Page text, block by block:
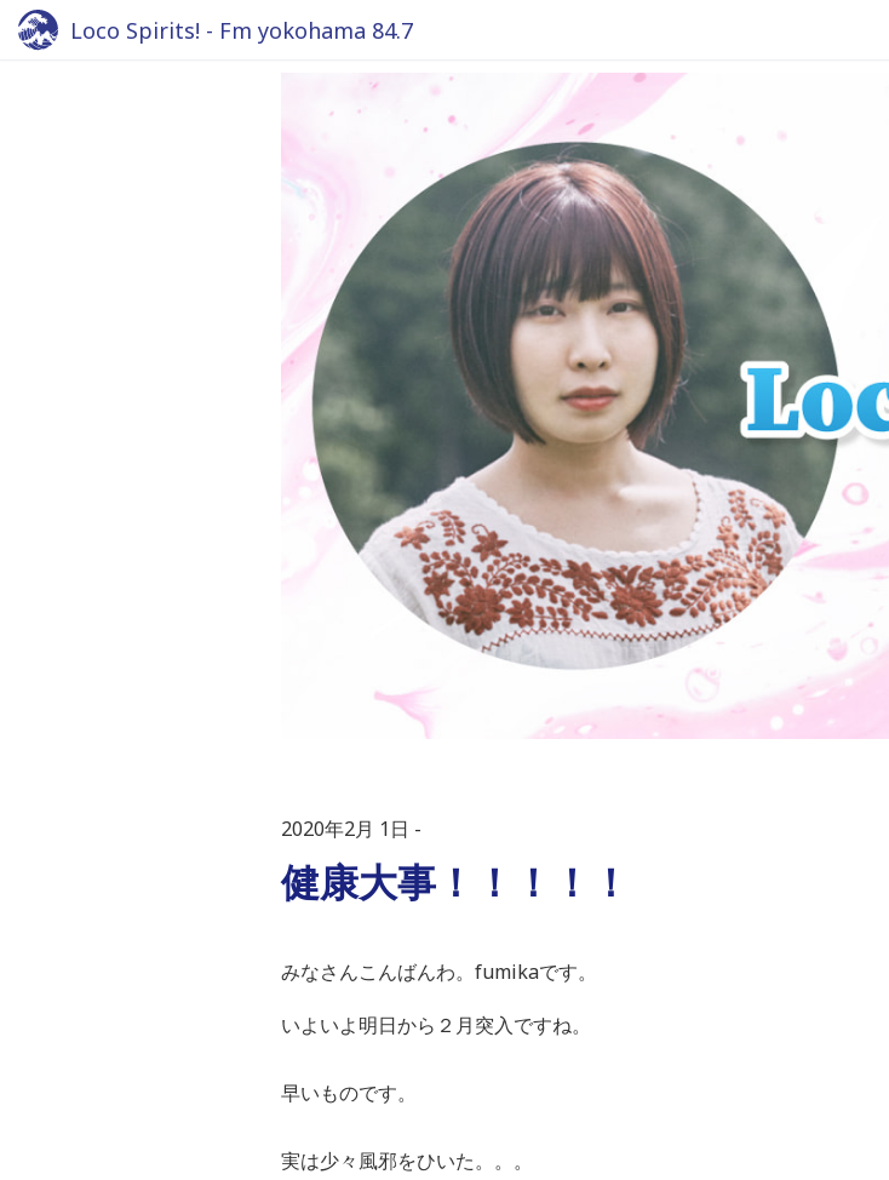
Loco Spirits! - Fm yokohama 84.7
2020年2月 1日
健康大事！！！！！
みなさんこんばんわ。fumikaです。
いよいよ明日から２月突入ですね。
早いものです。
実は少々風邪をひいた。。。